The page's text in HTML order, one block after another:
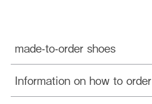
made-to-order shoes
Information on how to order